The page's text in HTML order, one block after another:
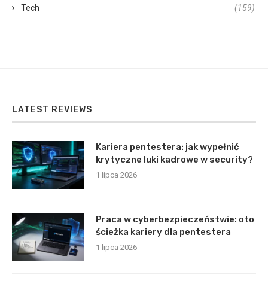
Tech (159)
LATEST REVIEWS
Kariera pentestera: jak wypełnić
krytyczne luki kadrowe w security?
1 lipca 2026
Praca w cyberbezpieczeństwie: oto
ścieżka kariery dla pentestera
1 lipca 2026